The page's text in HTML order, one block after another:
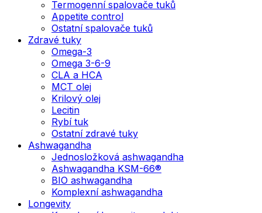
Termogenní spalovače tuků
Appetite control
Ostatní spalovače tuků
Zdravé tuky
Omega-3
Omega 3-6-9
CLA a HCA
MCT olej
Krilový olej
Lecitin
Rybí tuk
Ostatní zdravé tuky
Ashwagandha
Jednosložková ashwagandha
Ashwagandha KSM-66®
BIO ashwagandha
Komplexní ashwagandha
Longevity